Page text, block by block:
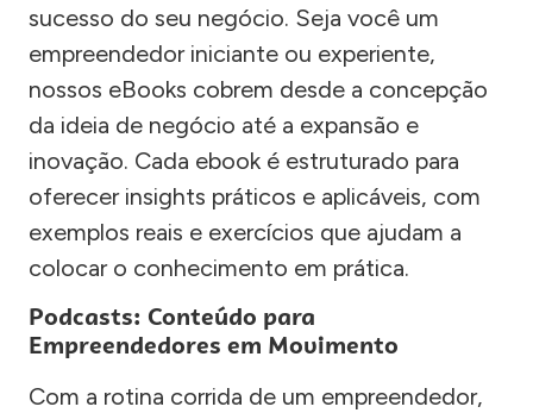
sucesso do seu negócio. Seja você um
empreendedor iniciante ou experiente,
nossos eBooks cobrem desde a concepção
da ideia de negócio até a expansão e
inovação. Cada ebook é estruturado para
oferecer insights práticos e aplicáveis, com
exemplos reais e exercícios que ajudam a
colocar o conhecimento em prática.
Podcasts: Conteúdo para
Empreendedores em Movimento
Com a rotina corrida de um empreendedor,